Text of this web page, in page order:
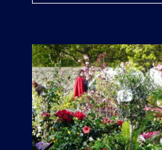
EN SAVOIR PLUS